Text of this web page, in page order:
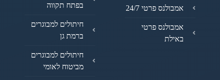
אמבולנס פרטי 24/7
אמבולנס פרטי
באילת
בפתח תקווה
חיתולים למבוגרים
ברמת גן
חיתולים למבוגרים
מביטוח לאומי